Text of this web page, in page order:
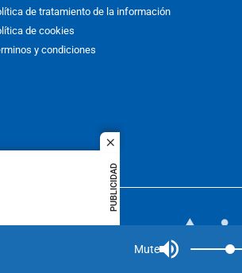
close
PUBLICIDAD
de tratamiento de la información
de cookies
y condiciones
idioma
Mute